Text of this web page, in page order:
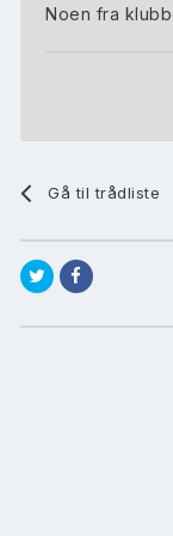
Noen fra
Gå til trådliste